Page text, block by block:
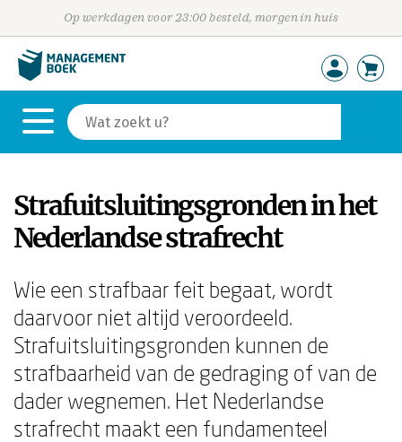
Op werkdagen voor 23:00 besteld, morgen in huis
Strafuitsluitingsgronden in het
Nederlandse strafrecht
Wie een strafbaar feit begaat, wordt
daarvoor niet altijd veroordeeld.
Strafuitsluitingsgronden kunnen de
strafbaarheid van de gedraging of van de
dader wegnemen. Het Nederlandse
strafrecht maakt een fundamenteel